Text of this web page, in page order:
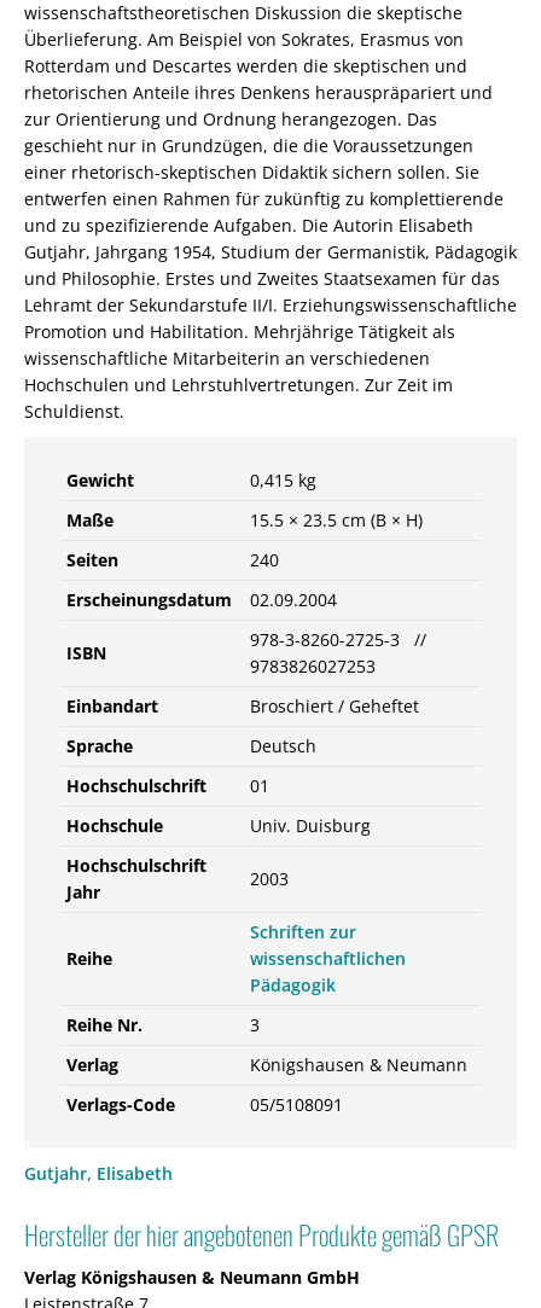
wissenschaftstheoretischen Diskussion die skeptische
Überlieferung. Am Beispiel von Sokrates, Erasmus von
Rotterdam und Descartes werden die skeptischen und
rhetorischen Anteile ihres Denkens herauspräpariert und
zur Orientierung und Ordnung herangezogen. Das
geschieht nur in Grundzügen, die die Voraussetzungen
einer rhetorisch-skeptischen Didaktik sichern sollen. Sie
entwerfen einen Rahmen für zukünftig zu komplettierende
und zu spezifizierende Aufgaben. Die Autorin Elisabeth
Gutjahr, Jahrgang 1954, Studium der Germanistik, Pädagogik
und Philosophie. Erstes und Zweites Staatsexamen für das
Lehramt der Sekundarstufe II/I. Erziehungswissenschaftliche
Promotion und Habilitation. Mehrjährige Tätigkeit als
wissenschaftliche Mitarbeiterin an verschiedenen
Hochschulen und Lehrstuhlvertretungen. Zur Zeit im
Schuldienst.
Gewicht
0,415 kg
Maße
15.5 × 23.5 cm (B × H)
Seiten
240
Erscheinungsdatum
02.09.2004
ISBN
978-3-8260-2725-3 //
9783826027253
Einbandart
Broschiert / Geheftet
Sprache
Deutsch
Hochschulschrift
01
Hochschule
Univ. Duisburg
Hochschulschrift
Jahr
2003
Reihe
Schriften zur
wissenschaftlichen
Pädagogik
Reihe Nr.
3
Verlag
Königshausen & Neumann
Verlags-Code
05/5108091
Gutjahr, Elisabeth
Hersteller der hier angebotenen Produkte gemäß GPSR
Verlag Königshausen & Neumann GmbH